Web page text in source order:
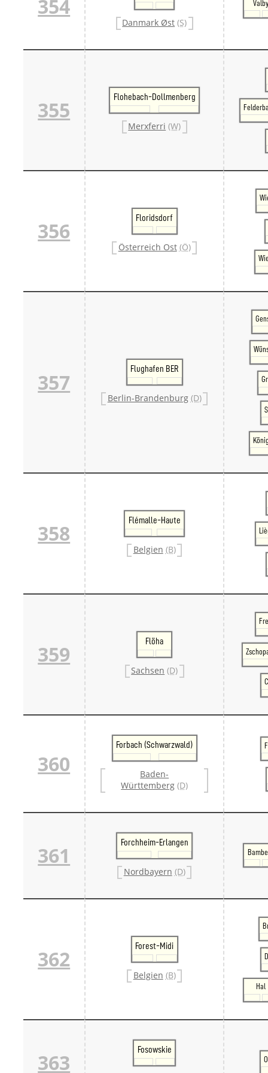
354
Danmark Øst (S)
355
Flohebach-Dollmenberg
Merxferri (W)
356
Floridsdorf
Österreich Ost (Ö)
357
Flughafen BER
Berlin-Brandenburg (D)
358
Flémalle-Haute
Belgien (B)
359
Flöha
Sachsen (D)
360
Forbach (Schwarzwald)
Baden-
Württemberg (D)
361
Forchheim-Erlangen
Nordbayern (D)
362
Forest-Midi
Belgien (B)
Hal
363
Fosowskie